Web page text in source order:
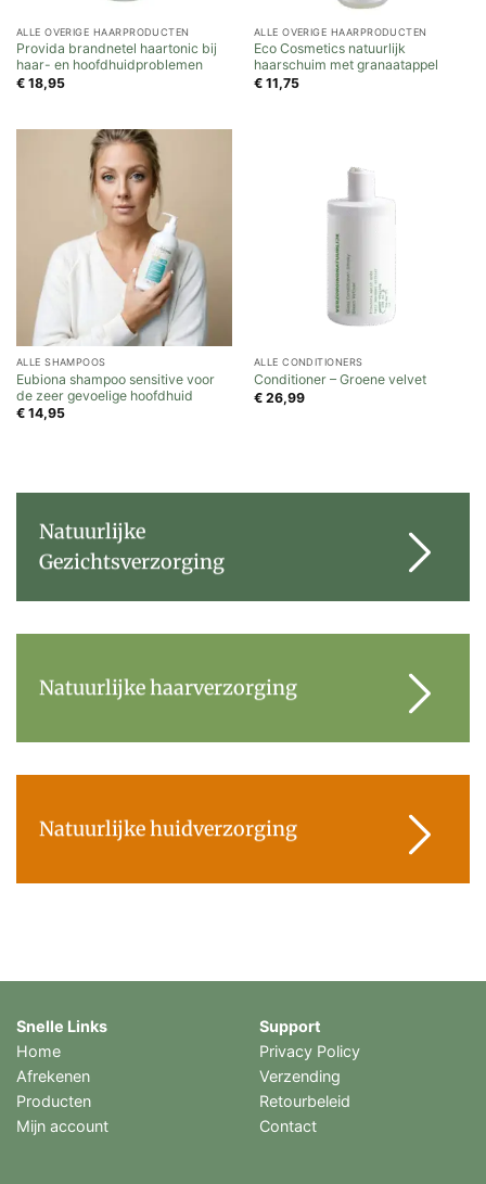
ALLE OVERIGE HAARPRODUCTEN
Provida brandnetel haartonic bij
haar- en hoofdhuidproblemen
€18,95
ALLE OVERIGE HAARPRODUCTEN
Eco Cosmetics natuurlijk
haarschuim met granaatappel
€11,75
ALLE SHAMPOOS
Eubiona shampoo sensitive voor
de zeer gevoelige hoofdhuid
€14,95
ALLE CONDITIONERS
Conditioner – Groene velvet
€26,99
Natuurlijke
Gezichtsverzorging
Natuurlijke haarverzorging
Natuurlijke huidverzorging
Snelle Links
Home
Afrekenen
Producten
Mijn account
Support
Privacy Policy
Verzending
Retourbeleid
Contact